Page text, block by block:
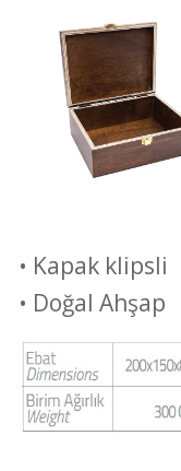
• Kapak klipsli
• Doğal Ahşap